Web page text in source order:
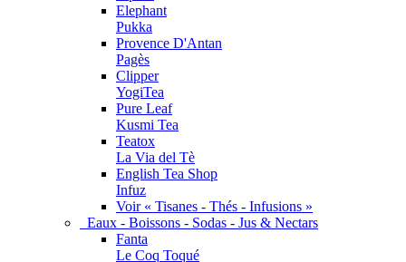
Elephant
Pukka
Provence D'Antan
Pagès
Clipper
YogiTea
Pure Leaf
Kusmi Tea
Teatox
La Via del Tè
English Tea Shop
Infuz
Voir « Tisanes - Thés - Infusions »
Eaux - Boissons - Sodas - Jus & Nectars
Fanta
Le Coq Toqué